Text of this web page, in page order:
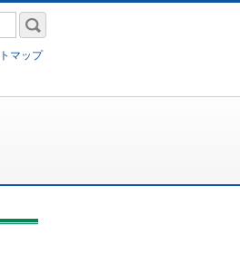
マップ